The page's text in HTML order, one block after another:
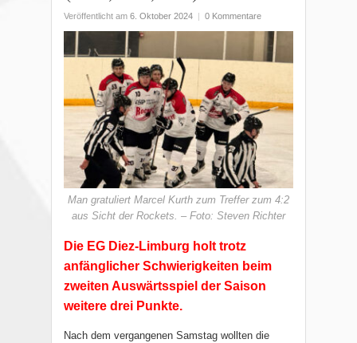
Veröffentlicht am 6. Oktober 2024 0 Kommentare
Man gratuliert Marcel Kurth zum Treffer zum 4:2
aus Sicht der Rockets. – Foto: Steven Richter
Die EG Diez-Limburg holt trotz
anfänglicher Schwierigkeiten beim
zweiten Auswärtsspiel der Saison
weitere drei Punkte.
Nach dem vergangenen Samstag wollten die